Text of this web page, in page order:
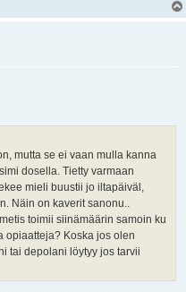
mutta se ei vaan mulla kanna
dosella. Tietty varmaan
mieli buustii jo iltapäiväl,
Näin on kaverit sanonu..
toimii siinämäärin samoin ku
opiaatteja? Koska jos olen
tai depolani löytyy jos tarvii